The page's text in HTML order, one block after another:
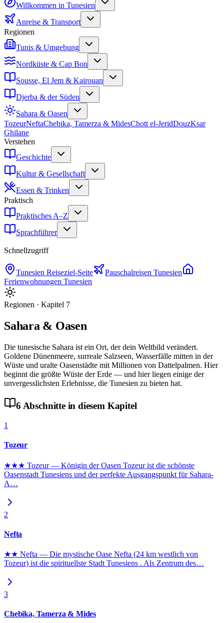
Willkommen in Tunesien
Anreise & Transport
Regionen
Tunis & Umgebung
Nordküste & Cap Bon
Sousse, El Jem & Kairouan
Djerba & der Süden
Sahara & Oasen
TozeurNeftaChebika, Tamerza & MidesChott el-JeridDouzKsar
Ghilane
Verstehen
Geschichte
Kultur & Gesellschaft
Essen & Trinken
Praktisch
Praktisches A–Z
Sprachführer
Schnellzugriff
Tunesien Reiseziel-Seite Pauschalreisen Tunesien
Ferienwohnungen Tunesien
Regionen · Kapitel 7
Sahara & Oasen
Die tunesische Sahara ist ein Ort, der dein Weltbild verändert.
Goldene Dünenmeere, surreale Salzseen, Wasserfälle mitten in der
Wüste und uralte Oasenstädte mit Millionen von Dattelpalmen. Hier
beginnt die größte Wüste der Erde — und hier liegen einige der
unvergesslichsten Erlebnisse, die Tunesien zu bieten hat.
6 Abschnittein diesem Kapitel
1
Tozeur
★★★ Tozeur — Königin der Oasen Tozeur ist die schönste
Oasenstadt Tunesiens und der perfekte Ausgangspunkt für Sahara-
A…
2
Nefta
★★ Nefta — Die mystische Oase Nefta (24 km westlich von
Tozeur) ist die spirituellste Stadt Tunesiens . Als Zentrum des…
3
Chebika, Tamerza & Mides